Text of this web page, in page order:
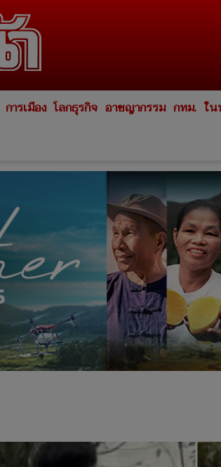
การเมือง โลกธุรกิจ อาชญากรรม กทม. ใน